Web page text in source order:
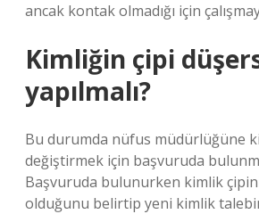
ancak kontak olmadığı için
Kimliğin çipi
yapılmalı?
Bu durumda nüfus müdürlüğüne
değiştirmek için başvuruda
Başvuruda bulunurken kimlik
olduğunu belirtip yeni kimlik